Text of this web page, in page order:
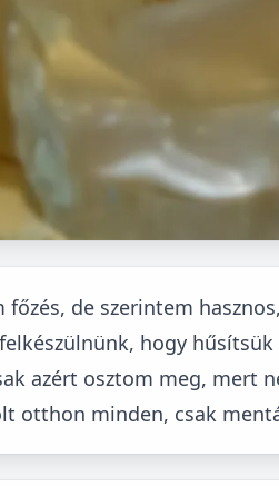
főzés, de szerintem
hogy
azért osztom meg, mert
otthon minden, csak